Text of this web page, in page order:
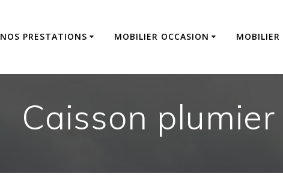
NOS PRESTATIONS MOBILIER OCCASION MOBILIER
Caisson plumier